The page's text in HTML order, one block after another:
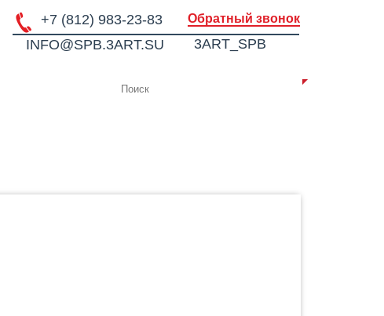
+7 (812) 983-23-83
INFO@SPB.3ART.SU
Обратный звонок
3ART_SPB